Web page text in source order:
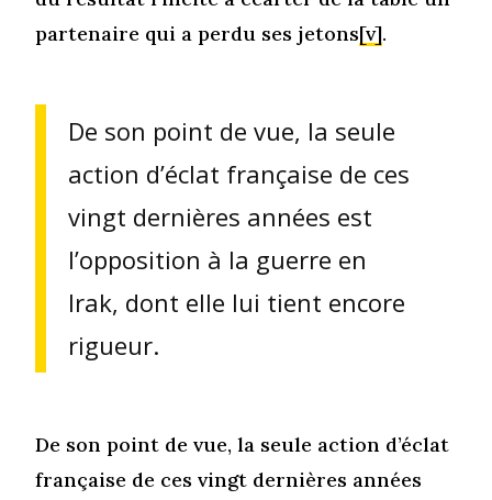
partenaire qui a perdu ses jetons[v].
De son point de vue, la seule
action d’éclat française de ces
vingt dernières années est
l’opposition à la guerre en
Irak, dont elle lui tient encore
rigueur.
De son point de vue, la seule action d’éclat
française de ces vingt dernières années